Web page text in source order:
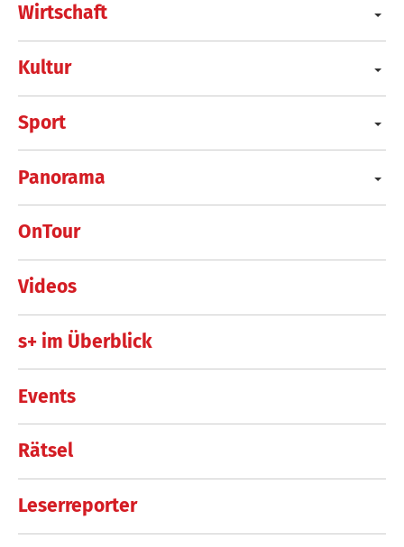
Wirtschaft
Kultur
Sport
Panorama
OnTour
Videos
s+ im Überblick
Events
Rätsel
Leserreporter